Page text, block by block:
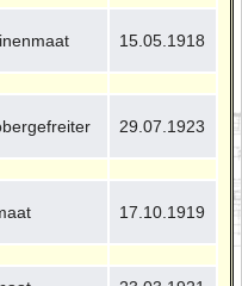
15.05.1918
29.07.1923
17.10.1919